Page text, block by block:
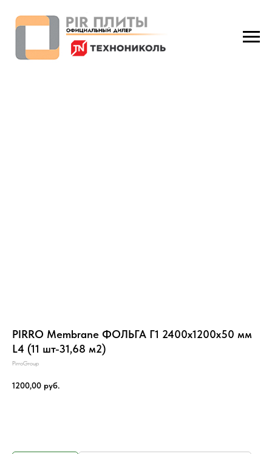
PIRRO Membrane ФОЛЬГА Г1 2400х1200х50 мм
L4 (11 шт-31,68 м2)
PirroGroup
1200,00 руб.